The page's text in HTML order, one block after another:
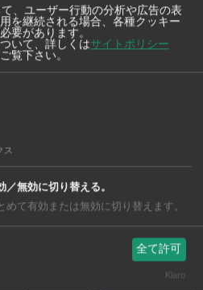
中！
、ユーザー行動の分析や広告の表
を継続される場合、各種クッキー
要があります。
いて、詳しくはサイトポリシー
覧下さい。
ス
無効に切り替える。
めて有効または無効に切り替えます。
全て許可
Klaro